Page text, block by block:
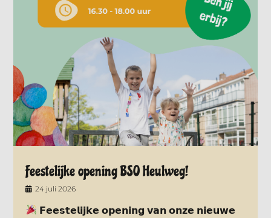
Feestelijke opening BSO Heulweg!
24 juli 2026
𝗙𝗲𝗲𝘀𝘁𝗲𝗹𝗶𝗷𝗸𝗲 𝗼𝗽𝗲𝗻𝗶𝗻𝗴 𝘃𝗮𝗻 𝗼𝗻𝘇𝗲 𝗻𝗶𝗲𝘂𝘄𝗲